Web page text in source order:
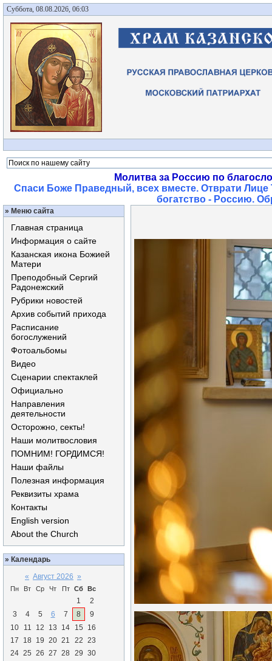
Суббота, 08.08.2026, 06:03
Молитва за Россию по
Спаси Боже Праведный, всех вместе. Отврати
богатство - Россию.
» Меню сайта
Главная страница
Информация о сайте
Казанская икона Божией
Матери
Преподобный Сергий
Радонежский
Рубрики новостей
Архив событий прихода
Расписание
богослужений
Фотоальбомы
Видео
Сценарии спектаклей
Официально
Направления
деятельности
Осторожно, секты!
Наши молитвословия
ПОМНИМ! ГОРДИМСЯ!
Наши файлы
Полезная информация
Реквизиты храма
Контакты
English version
About the Church
» Календарь
« Август 2026 »
Пн Вт Ср Чт Пт Сб Вс
1
2
3
4 5 6 7 8
9
10
11 12 13 14 15
16
17
18 19 20 21 22 23
24 25 26 27 28 29 30